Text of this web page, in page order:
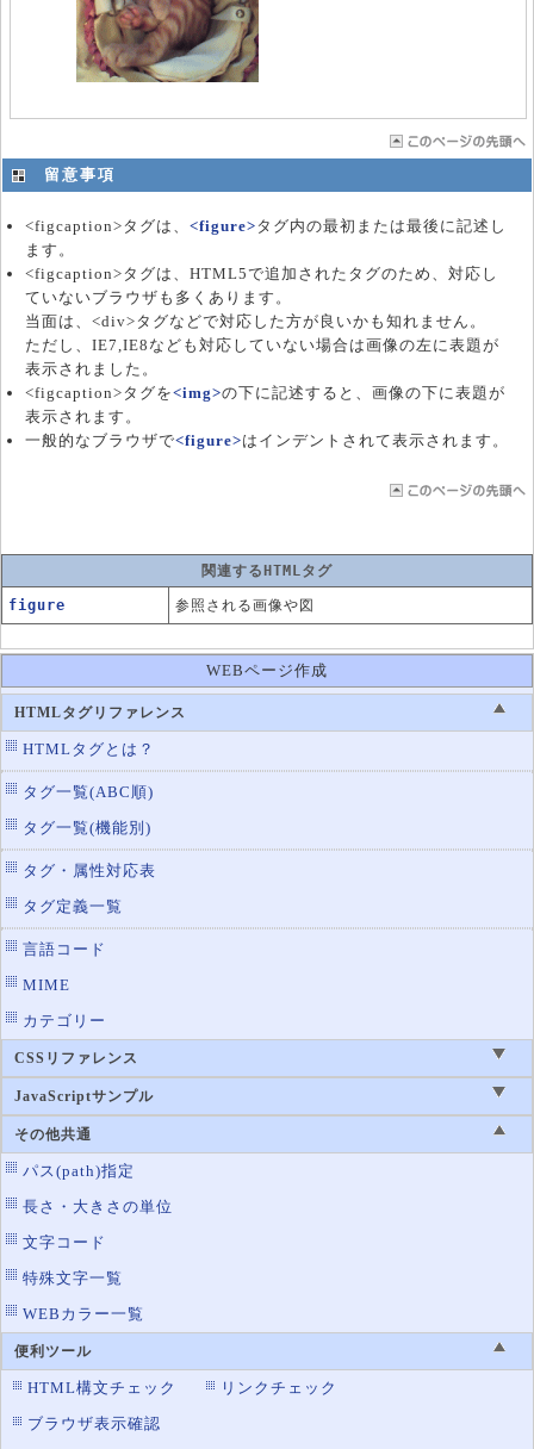
留意事項
<figcaption>タグは、<figure>タグ内の最初または最後に記述し
ます。
<figcaption>タグは、HTML5で追加されたタグのため、対応し
ていないブラウザも多くあります。
当面は、<div>タグなどで対応した方が良いかも知れません。
ただし、IE7,IE8なども対応していない場合は画像の左に表題が
表示されました。
<figcaption>タグを<img>の下に記述すると、画像の下に表題が
表示されます。
一般的なブラウザで<figure>はインデントされて表示されます。
関連するHTMLタグ
figure 参照される画像や図
WEBページ作成
HTMLタグリファレンス
HTMLタグとは？
タグ一覧(ABC順)
タグ一覧(機能別)
タグ・属性対応表
タグ定義一覧
言語コード
MIME
カテゴリー
CSSリファレンス
JavaScriptサンプル
その他共通
パス(path)指定
長さ・大きさの単位
文字コード
特殊文字一覧
WEBカラー一覧
便利ツール
HTML構文チェック
リンクチェック
ブラウザ表示確認